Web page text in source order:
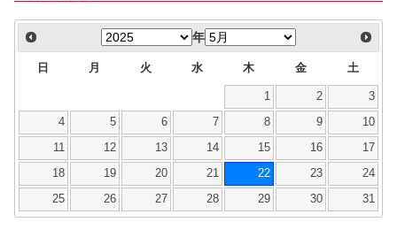
年
日 月 火 水 木 金 土
1 2 3
4 5 6 7 8 9 10
11 12 13 14 15 16 17
18 19 20 21 22 23 24
25 26 27 28 29 30 31